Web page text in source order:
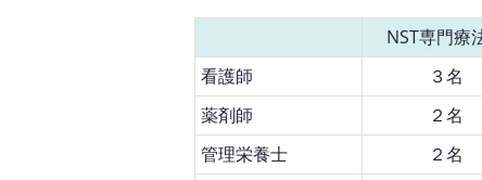
NST専門療
看護師
３名
薬剤師
２名
管理栄養士
２名